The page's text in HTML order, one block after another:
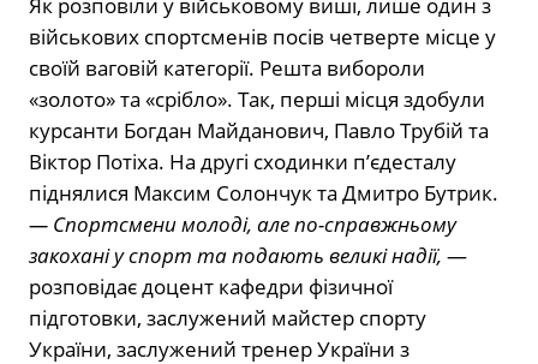
військових спортсменів посів четверте місце у
своїй ваговій категорії. Решта вибороли
«золото» та «срібло». Так, перші місця здобули
курсанти Богдан Майданович, Павло Трубій та
Віктор Потіха. На другі сходинки п’єдесталу
піднялися Максим Солончук та Дмитро Бутрик.
— Спортсмени молоді, але по-справжньому
закохані у спорт та подають великі надії, —
розповідає доцент кафедри фізичної
підготовки, заслужений майстер спорту
України, заслужений тренер України з